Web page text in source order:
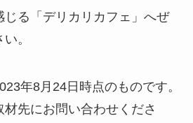
る「デリカリカフェ」へぜ
。
年8月24日時点のものです。
先にお問い合わせくださ